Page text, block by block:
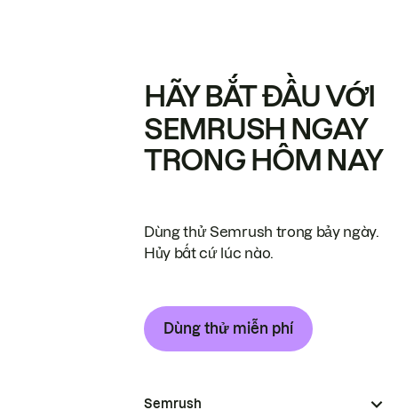
HÃY BẮT ĐẦU VỚI
SEMRUSH NGAY
TRONG HÔM NAY
Dùng thử Semrush trong bảy ngày.
Hủy bất cứ lúc nào.
Dùng thử miễn phí
Semrush